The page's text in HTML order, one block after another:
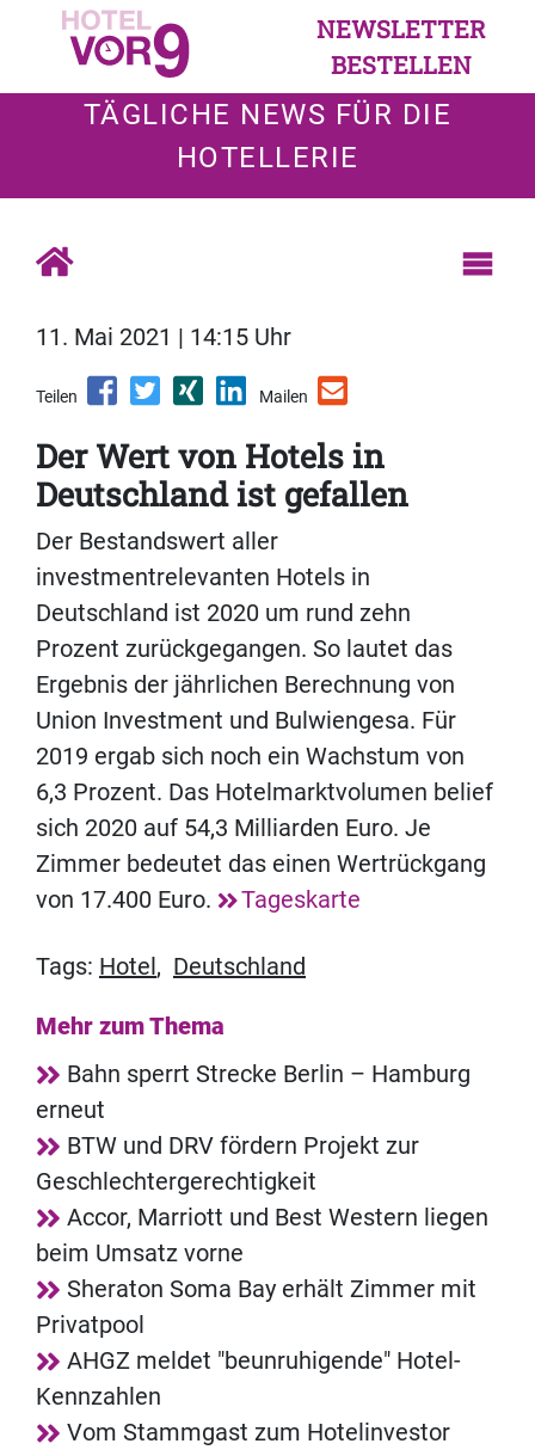
NEWSLETTER
BESTELLEN
TÄGLICHE NEWS FÜR DIE
HOTELLERIE
11. Mai 2021 | 14:15 Uhr
Teilen Mailen
Der Wert von Hotels in
Deutschland ist gefallen
Der Bestandswert aller
investmentrelevanten Hotels in
Deutschland ist 2020 um rund zehn
Prozent zurückgegangen. So lautet das
Ergebnis der jährlichen Berechnung von
Union Investment und Bulwiengesa. Für
2019 ergab sich noch ein Wachstum von
6,3 Prozent. Das Hotelmarktvolumen belief
sich 2020 auf 54,3 Milliarden Euro. Je
Zimmer bedeutet das einen Wertrückgang
von 17.400 Euro.
Tageskarte
Tags: Hotel , Deutschland
Mehr zum Thema
Bahn sperrt Strecke Berlin – Hamburg
erneut
BTW und DRV fördern Projekt zur
Geschlechtergerechtigkeit
Accor, Marriott und Best Western liegen
beim Umsatz vorne
Sheraton Soma Bay erhält Zimmer mit
Privatpool
AHGZ meldet "beunruhigende" Hotel-
Kennzahlen
Vom Stammgast zum Hotelinvestor